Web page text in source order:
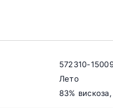
572310-
Лето
83%